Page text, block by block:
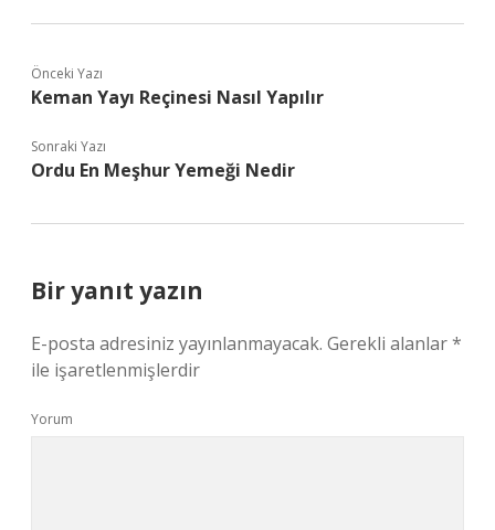
Önceki Yazı
Keman Yayı Reçinesi Nasıl Yapılır
Sonraki Yazı
Ordu En Meşhur Yemeği Nedir
Bir yanıt yazın
E-posta adresiniz yayınlanmayacak. Gerekli alanlar*
ile işaretlenmişlerdir
Yorum